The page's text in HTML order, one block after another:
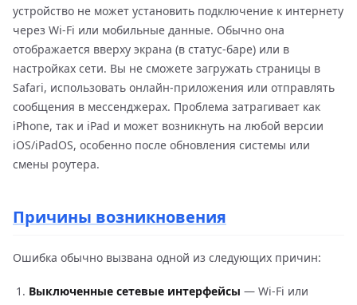
устройство не может установить подключение к интернету
через Wi-Fi или мобильные данные. Обычно она
отображается вверху экрана (в статус-баре) или в
настройках сети. Вы не сможете загружать страницы в
Safari, использовать онлайн-приложения или отправлять
сообщения в мессенджерах. Проблема затрагивает как
iPhone, так и iPad и может возникнуть на любой версии
iOS/iPadOS, особенно после обновления системы или
смены роутера.
Причины возникновения
Ошибка обычно вызвана одной из следующих причин:
Выключенные сетевые интерфейсы — Wi-Fi или